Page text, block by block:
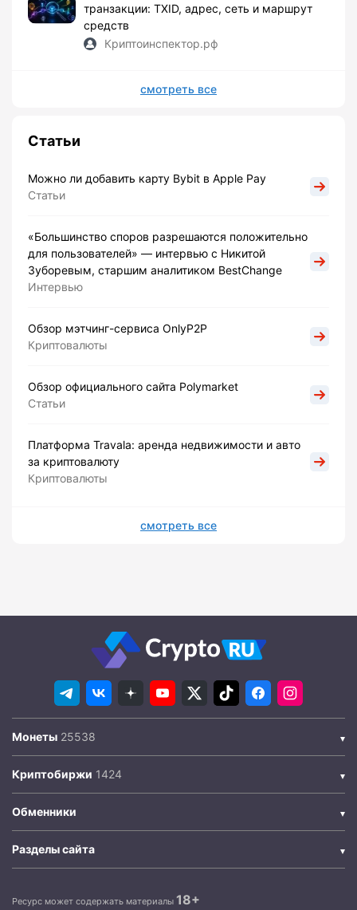
транзакции: TXID, адрес, сеть и маршрут
средств
Криптоинспектор.рф
смотреть все
Статьи
Можно ли добавить карту Bybit в Apple Pay
Статьи
«Большинство споров разрешаются положительно
для пользователей» — интервью с Никитой
Зуборевым, старшим аналитиком BestChange
Интервью
Обзор мэтчинг-сервиса OnlyP2P
Криптовалюты
Обзор официального сайта Polymarket
Статьи
Платформа Travala: аренда недвижимости и авто
за криптовалюту
Криптовалюты
смотреть все
Монеты
Криптобиржи
Обменники
Разделы сайта
Ресурс может содержать материалы 18+